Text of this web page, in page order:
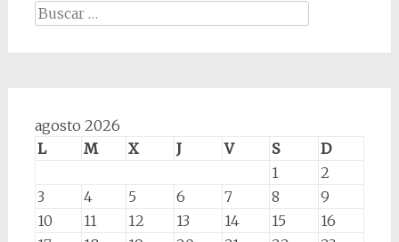
Buscar:
agosto 2026
L
M X J V S
D
1
2
3
4 5 6 7 8
9
10
11 12 13 14 15
16